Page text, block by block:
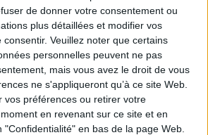
de donner votre consentement ou
plus détaillées et modifier vos
Veuillez noter que certains
personnelles peuvent ne pas
mais vous avez le droit de vous
ne s'appliqueront qu’à ce site Web.
vos préférences ou retirer votre
en revenant sur ce site et en
en bas de la page Web.
de l’année 2025. La CNIL revient
usages, ainsi que sur les
pour respecter les droits des
fr/carte-vitale-electronique-
pour-les-personnes